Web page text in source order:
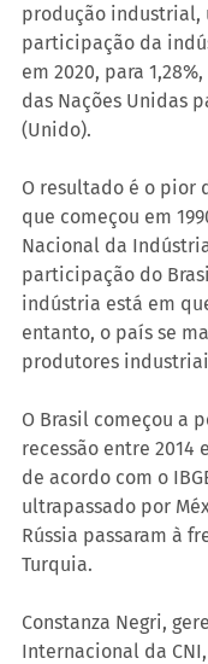
produção industrial,
participação da
em 2020, para
das Nações Unidas
(Unido).
O resultado é o pior
que começou em
Nacional da
participação do
indústria está em
entanto, o país se
produtores
O Brasil começou a
recessão entre 2014
de acordo com o
ultrapassado por
Rússia passaram à
Turquia.
Constanza Negri,
Internacional da